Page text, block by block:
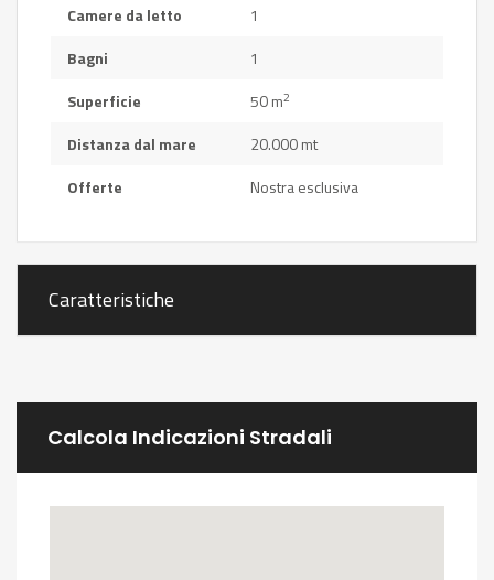
Camere da letto
1
Bagni
1
Superficie
50 m2
Distanza dal mare
20.000 mt
Offerte
Nostra esclusiva
Caratteristiche
Calcola Indicazioni Stradali